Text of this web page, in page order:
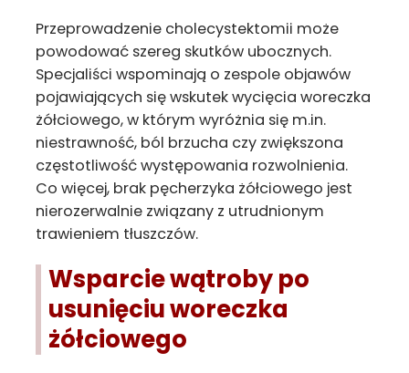
Przeprowadzenie cholecystektomii może
powodować szereg skutków ubocznych.
Specjaliści wspominają o zespole objawów
pojawiających się wskutek wycięcia woreczka
żółciowego, w którym wyróżnia się m.in.
niestrawność, ból brzucha czy zwiększona
częstotliwość występowania rozwolnienia.
Co więcej, brak pęcherzyka żółciowego jest
nierozerwalnie związany z utrudnionym
trawieniem tłuszczów.
Wsparcie wątroby po
usunięciu woreczka
żółciowego